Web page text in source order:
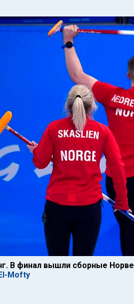
В финал вышли сборные
Mofty